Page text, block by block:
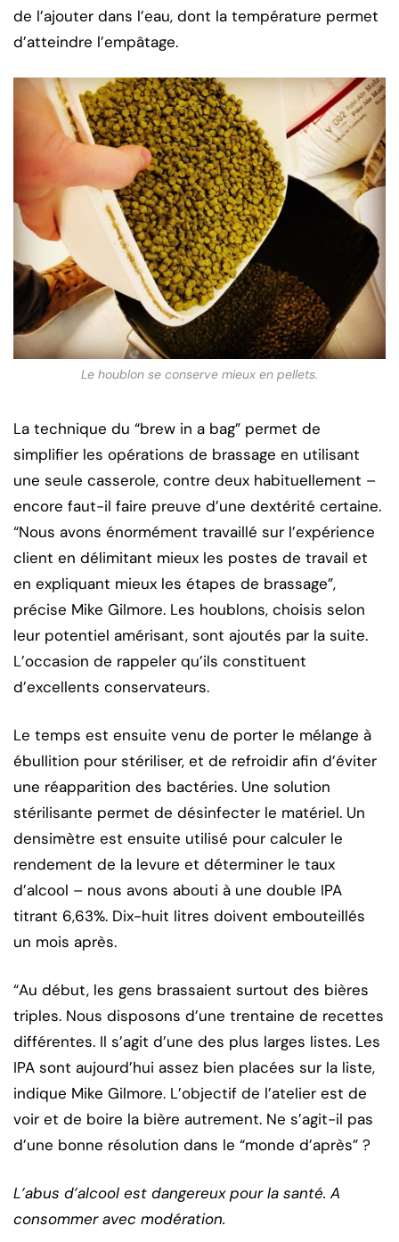
de l’ajouter dans l’eau, dont la température permet
d’atteindre l’empâtage.
Le houblon se conserve mieux en pellets.
La technique du “brew in a bag” permet de
simplifier les opérations de brassage en utilisant
une seule casserole, contre deux habituellement –
encore faut-il faire preuve d’une dextérité certaine.
“Nous avons énormément travaillé sur l’expérience
client en délimitant mieux les postes de travail et
en expliquant mieux les étapes de brassage”,
précise Mike Gilmore. Les houblons, choisis selon
leur potentiel amérisant, sont ajoutés par la suite.
L’occasion de rappeler qu’ils constituent
d’excellents conservateurs.
Le temps est ensuite venu de porter le mélange à
ébullition pour stériliser, et de refroidir afin d’éviter
une réapparition des bactéries. Une solution
stérilisante permet de désinfecter le matériel. Un
densimètre est ensuite utilisé pour calculer le
rendement de la levure et déterminer le taux
d’alcool – nous avons abouti à une double IPA
titrant 6,63%. Dix-huit litres doivent embouteillés
un mois après.
“Au début, les gens brassaient surtout des bières
triples. Nous disposons d’une trentaine de recettes
différentes. Il s’agit d’une des plus larges listes. Les
IPA sont aujourd’hui assez bien placées sur la liste,
indique Mike Gilmore. L’objectif de l’atelier est de
voir et de boire la bière autrement. Ne s’agit-il pas
d’une bonne résolution dans le “monde d’après” ?
L’abus d’alcool est dangereux pour la santé. A
consommer avec modération.